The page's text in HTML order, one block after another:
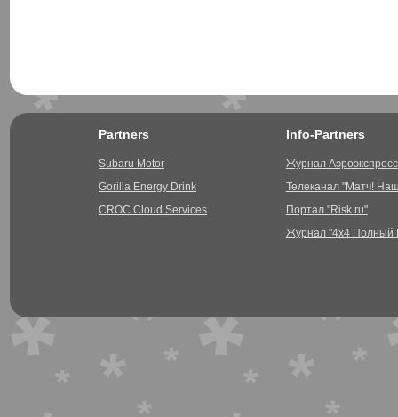
Partners
Subaru Motor
Gorilla Energy Drink
CROC Cloud Services
Info-Partners
Журнал Аэроэкспресс
Телеканал "Матч!
Портал "Risk.ru"
Журнал "4х4 Полный